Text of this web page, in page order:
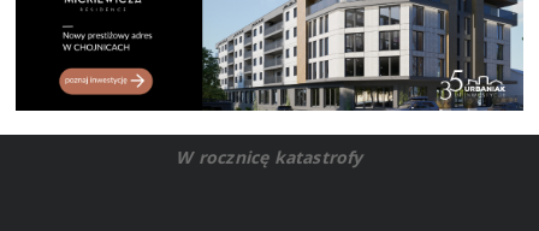
W rocznicę katastrofy